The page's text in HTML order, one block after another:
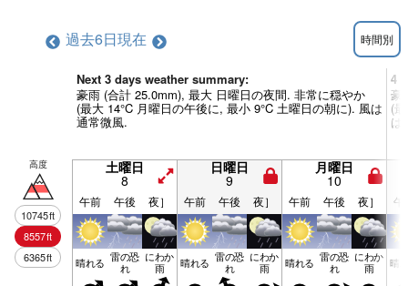
過去6日現在 時間別
Next 3 days weather summary:
豪雨 (合計 25.0mm), 最大 日曜日の夜間. 非常に穏やか
(最大 14°C 月曜日の午後に, 最小 9°C 土曜日の朝に). 風は
通常微風.
4 -
豪
(
は
高度
10745ft
8557ft
6365ft
土曜日
8
日曜日
9
月曜日
10
午前 午後 夜］ 午前 午後 夜］ 午前 午後 夜］ 午
晴れる 雷の恐
れ
にわか
雨 晴れる 雷の恐
れ
にわか
雨 晴れる 雷の恐
れ
にわか
雨 晴